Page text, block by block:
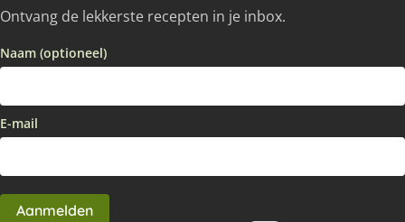
Ontvang de lekkerste recepten in je inbox.
Naam (optioneel)
E-mail
Aanmelden